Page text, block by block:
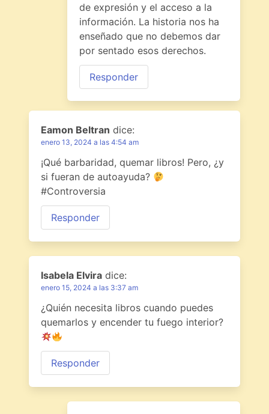
de expresión y el acceso a la
información. La historia nos ha
enseñado que no debemos dar
por sentado esos derechos.
Responder
Eamon Beltran dice:
enero 13, 2024 a las 4:54 am
¡Qué barbaridad, quemar libros! Pero, ¿y
si fueran de autoayuda?
#Controversia
Responder
Isabela Elvira dice:
enero 15, 2024 a las 3:37 am
¿Quién necesita libros cuando puedes
quemarlos y encender tu fuego interior?
Responder